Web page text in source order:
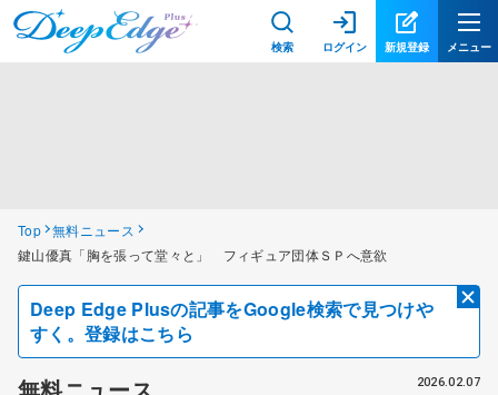
検索 ログイン 新規登録 メニュー
Top 無料ニュース
鍵山優真「胸を張って堂々と」 フィギュア団体ＳＰへ意欲
Deep Edge Plusの記事をGoogle検索で見つけや
すく。登録はこちら
2026.02.07